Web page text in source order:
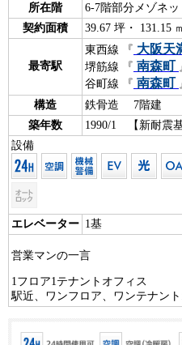
所在階
6-7階部分メゾネッ
契約面積
39.67 坪・ 131.15
最寄駅
東西線 『 大阪天
堺筋線 『 南森町
谷町線 『 南森町
構造
鉄骨造 7階建
築年数
1990/1 【新耐震
設備
エレベーター 1基
営業マンの一言
1フロア1テナントオフィス
駅近、ワンフロア、ワンテナン